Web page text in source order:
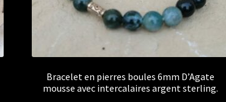
Bracelet en pierres boules 6mm D’Agate
mousse avec intercalaires argent sterling.